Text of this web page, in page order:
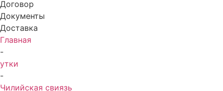
Договор
Документы
Доставка
Главная
-
утки
-
Чилийская свиязь